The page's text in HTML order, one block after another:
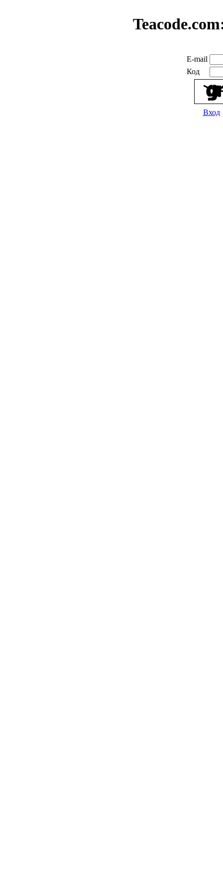
E-mail
Код
Вход